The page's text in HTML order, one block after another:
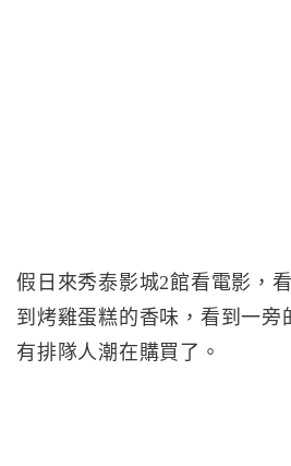
假日來秀泰影城2館看電影，
到烤雞蛋糕的香味，看到一旁
有排隊人潮在購買了。